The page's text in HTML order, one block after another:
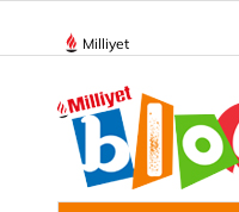
Milliyet